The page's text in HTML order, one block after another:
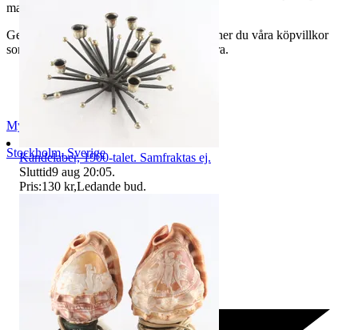
mail:
Genom att buda på våra annonser godkänner du våra köpvillkor
som du hittar på vår infosida här på Tradera.
Myrorna
Stockholm,Sverige
Kandelaber, 1900-talet. Samfraktas ej.
Sluttid9 aug 20:05.
Pris:130 kr,Ledande bud.